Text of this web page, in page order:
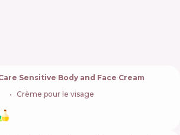
Sensitive Body and Face Cream
Crème pour le visage